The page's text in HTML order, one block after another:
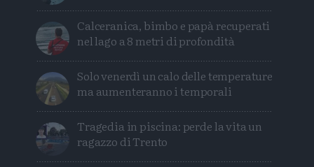
Calceranica, bimbo e papà recuperati
nel lago a 8 metri di profondità
Solo venerdì un calo delle temperature
ma aumenteranno i temporali
Tragedia in piscina: perde la vita un
ragazzo di Trento